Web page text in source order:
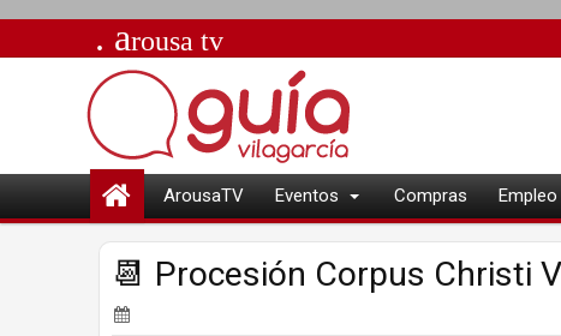
. arousa tv
ArousaTV Eventos Compras Empleo
📆 Procesión Corpus Christi